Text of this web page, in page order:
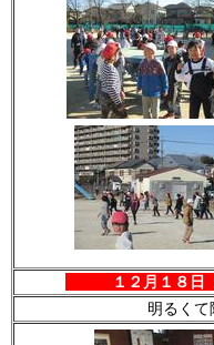
１２月１８
明るくて